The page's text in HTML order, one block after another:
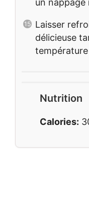
un nappage
Laisser
délicieuse
Nutrition
Calories: